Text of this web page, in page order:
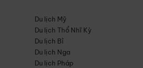
Du lịch Mỹ
Du lịch Thổ Nhĩ Kỳ
Du lịch Bỉ
Du lịch Nga
Du lịch Pháp